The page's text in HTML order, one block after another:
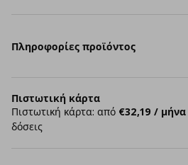
Πληροφορίες προϊόντος
Πιστωτική κάρτα
Πιστωτική κάρτα: από €32,19 / μήνα
δόσεις